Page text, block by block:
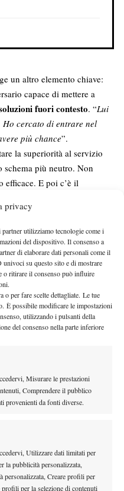
privacy
utilizziamo tecnologie come i
del dispositivo. Il consenso a
di elaborare dati personali come il
su questo sito e di mostrare
o ritirare il consenso può influire
o per fare scelte dettagliate. Le tue
È possibile modificare le impostazioni
utilizzando i pulsanti della
del consenso nella parte inferiore
Misurare le prestazioni
Comprendere il pubblico
provenienti da fonti diverse.
Utilizzare dati limitati per
la pubblicità personalizzata,
Creare profili per
per la selezione di contenuti
un altro elemento chiave:
capace di mettere a
fuori contesto. “Lui
Ho cercato di entrare nel
più chance”.
la superiorità al servizio
schema più neutro. Non
efficace. E poi c’è il
aggiunge un
di poter fare
”. Non è solo entusiasmo. È la
Sensazioni che non si
quando fiducia e
mi ha aiutatoe ora
dopo giorno”.
priorità e lavoro. Il
il quadro. “Aiquarti di